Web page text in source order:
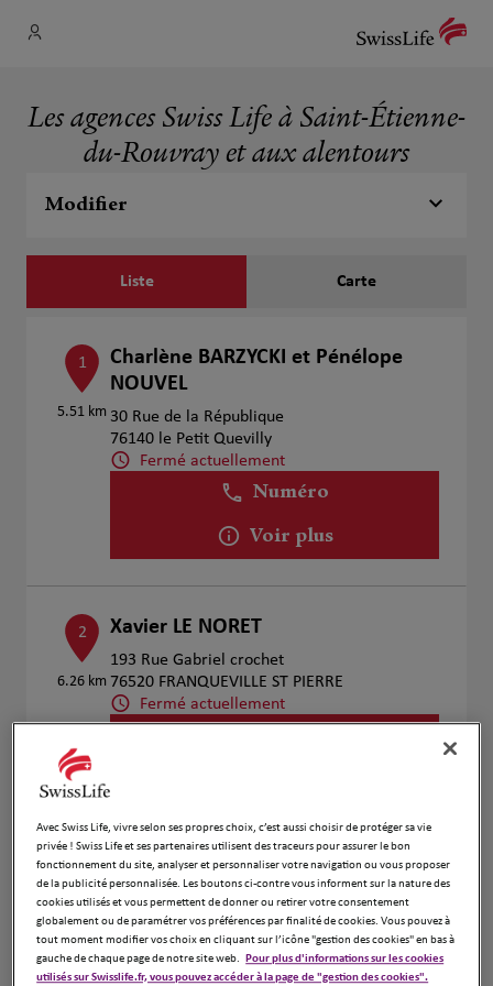
Les agences Swiss Life à Saint-Étienne-
du-Rouvray et aux alentours
Modifier
Liste Carte
1
5.51 km
Charlène BARZYCKI et Pénélope
NOUVEL
30 Rue de la République
76140 le Petit Quevilly
Fermé actuellement
Numéro
Voir plus
2
6.26 km
Xavier LE NORET
193 Rue Gabriel crochet
76520 FRANQUEVILLE ST PIERRE
Fermé actuellement
3
6.99 km
Solenne CRETEAUX et Aldric
HODAN
53 BOULEVARD DE LA MARNE
76000 ROUEN
Fermé actuellement
Avec Swiss Life, vivre selon ses propres choix, c’est aussi choisir de protéger sa vie
privée ! Swiss Life et ses partenaires utilisent des traceurs pour assurer le bon
fonctionnement du site, analyser et personnaliser votre navigation ou vous proposer
de la publicité personnalisée. Les boutons ci-contre vous informent sur la nature des
cookies utilisés et vous permettent de donner ou retirer votre consentement
globalement ou de paramétrer vos préférences par finalité de cookies. Vous pouvez à
tout moment modifier vos choix en cliquant sur l’icône "gestion des cookies" en bas à
gauche de chaque page de notre site web.
Pour plus d'informations sur les cookies
utilisés sur Swisslife.fr, vous pouvez accéder à la page de "gestion des cookies".